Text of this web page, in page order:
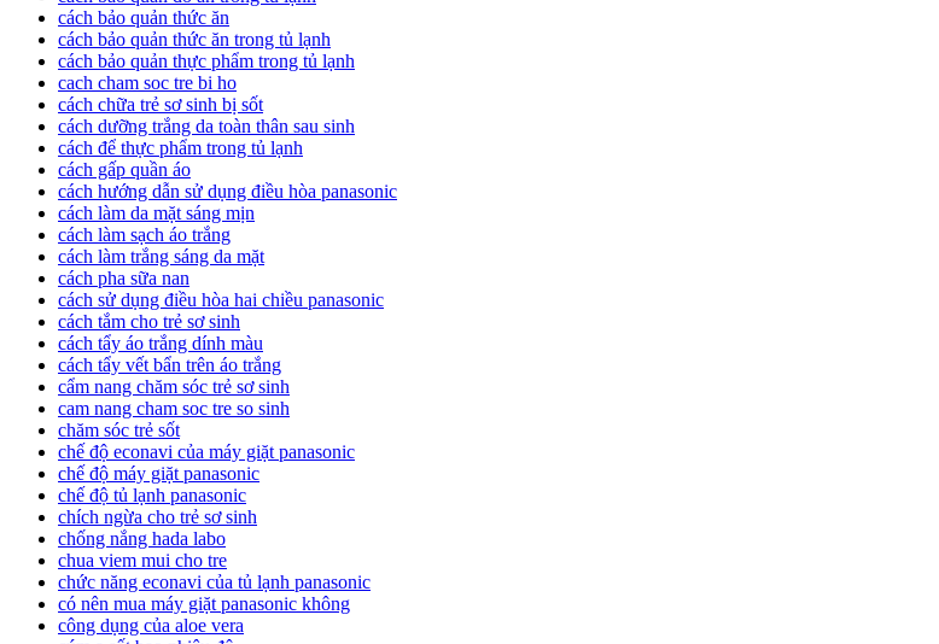
cách bảo quản thức ăn
cách bảo quản thức ăn trong tủ lạnh
cách bảo quản thực phẩm trong tủ lạnh
cach cham soc tre bi ho
cách chữa trẻ sơ sinh bị sốt
cách dưỡng trắng da toàn thân sau sinh
cách để thực phẩm trong tủ lạnh
cách gấp quần áo
cách hướng dẫn sử dụng điều hòa panasonic
cách làm da mặt sáng mịn
cách làm sạch áo trắng
cách làm trắng sáng da mặt
cách pha sữa nan
cách sử dụng điều hòa hai chiều panasonic
cách tắm cho trẻ sơ sinh
cách tẩy áo trắng dính màu
cách tẩy vết bẩn trên áo trắng
cẩm nang chăm sóc trẻ sơ sinh
cam nang cham soc tre so sinh
chăm sóc trẻ sốt
chế độ econavi của máy giặt panasonic
chế độ máy giặt panasonic
chế độ tủ lạnh panasonic
chích ngừa cho trẻ sơ sinh
chống nắng hada labo
chua viem mui cho tre
chức năng econavi của tủ lạnh panasonic
có nên mua máy giặt panasonic không
công dụng của aloe vera